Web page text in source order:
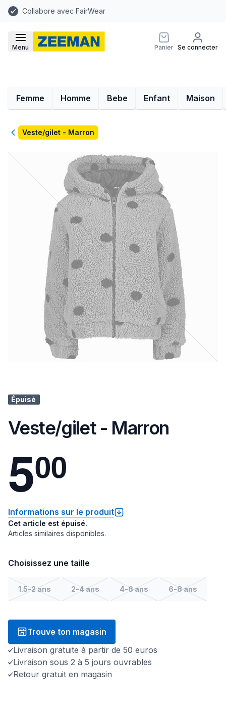
Collabore avec FairWear
Menu Panier Se connecter
Femme Homme Bebe Enfant Maison
RetourVeste/gilet - Marron
Épuisé
Veste/gilet - Marron
500
Informations sur le produit
Cet article est épuisé.
Articles similaires disponibles.
Choisissez une taille
1.5-2 ans 2-4 ans 4-6 ans 6-8 ans
Trouve ton magasin
Livraison gratuite à partir de 50 euros
Livraison sous 2 à 5 jours ouvrables
Retour gratuit en magasin